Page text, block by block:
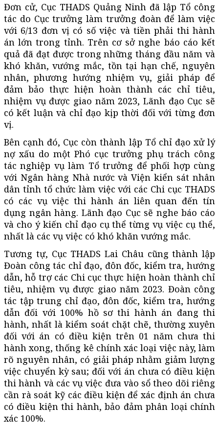
Đơn cử, Cục THADS Quảng Ninh đã lập Tổ công
tác do Cục trưởng làm trưởng đoàn để làm việc
với 6/13 đơn vị có số việc và tiền phải thi hành
án lớn trong tỉnh. Trên cơ sở nghe báo cáo kết
quả đã đạt được trong những tháng đầu năm và
khó khăn, vướng mắc, tồn tại hạn chế, nguyên
nhân, phương hướng nhiệm vụ, giải pháp để
đảm bảo thực hiện hoàn thành các chỉ tiêu,
nhiệm vụ được giao năm 2023, Lãnh đạo Cục sẽ
có kết luận và chỉ đạo kịp thời đối với từng đơn
vị.
Bên cạnh đó, Cục còn thành lập Tổ chỉ đạo xử lý
nợ xấu do một Phó cục trưởng phụ trách công
tác nghiệp vụ làm Tổ trưởng để phối hợp cùng
với Ngân hàng Nhà nước và Viện kiển sát nhân
dân tỉnh tổ chức làm việc với các Chi cục THADS
có các vụ việc thi hành án liên quan đến tín
dụng ngân hàng. Lãnh đạo Cục sẽ nghe báo cáo
và cho ý kiến chỉ đạo cụ thể từng vụ việc cụ thể,
nhất là các vụ việc có khó khăn vướng mắc.
Tương tự, Cục THADS Lai Châu cũng thành lập
Đoàn công tác chỉ đạo, đôn đốc, kiểm tra, hướng
dẫn, hỗ trợ các Chi cục thực hiện hoàn thành chỉ
tiêu, nhiệm vụ được giao năm 2023. Đoàn công
tác tập trung chỉ đạo, đôn đốc, kiểm tra, hướng
dẫn đối với 100% hồ sơ thi hành án đang thi
hành, nhất là kiểm soát chặt chẽ, thường xuyên
đối với án có điều kiện trên 01 năm chưa thi
hành xong, thống kê chính xác loại việc này, làm
rõ nguyên nhân, có giải pháp nhằm giảm lượng
việc chuyển kỳ sau; đối với án chưa có điều kiện
thi hành và các vụ việc đưa vào sổ theo dõi riêng
cần rà soát kỹ các điều kiện để xác định án chưa
có điều kiện thi hành, bảo đảm phân loại chính
xác 100%.